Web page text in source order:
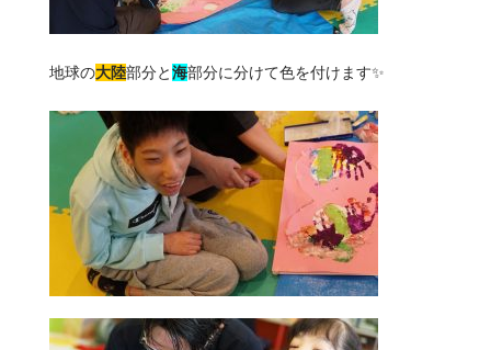
地球の大陸部分と海部分に分けて色を付けます✨️